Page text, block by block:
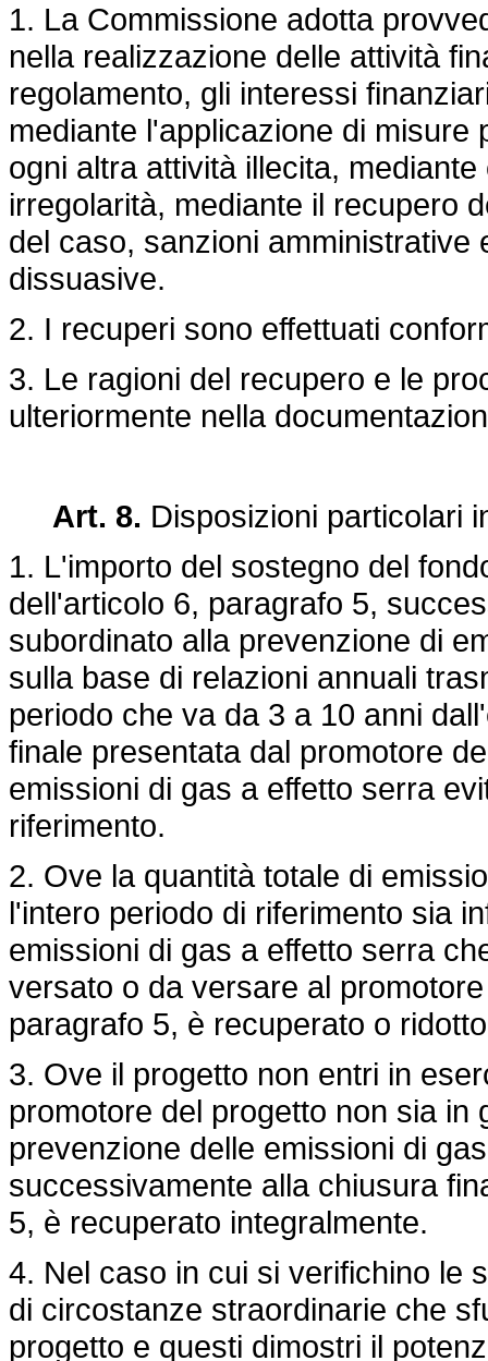
1. La Commissione adotta
nella realizzazione delle attività
regolamento, gli interessi
mediante l'applicazione di
ogni altra attività illecita,
irregolarità, mediante il recupero
del caso, sanzioni amministrative
dissuasive.
2. I recuperi sono effettuati
3. Le ragioni del recupero e le
ulteriormente nella
Art. 8. Disposizioni particolari
1. L'importo del sostegno del
dell'articolo 6, paragrafo 5,
subordinato alla prevenzione di
sulla base di relazioni annuali
periodo che va da 3 a 10 anni
finale presentata dal promotore
emissioni di gas a effetto serra
riferimento.
2. Ove la quantità totale di
l'intero periodo di riferimento sia
emissioni di gas a effetto serra
versato o da versare al
paragrafo 5, è recuperato o
3. Ove il progetto non entri in
promotore del progetto non sia
prevenzione delle emissioni di
successivamente alla chiusura
5, è recuperato integralmente.
4. Nel caso in cui si verifichino le
di circostanze straordinarie che
progetto e questi dimostri il